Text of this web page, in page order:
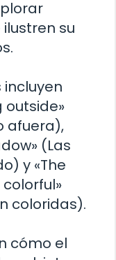
su
outside»
afuera),
(Las
y «The
coloridas).
cómo el